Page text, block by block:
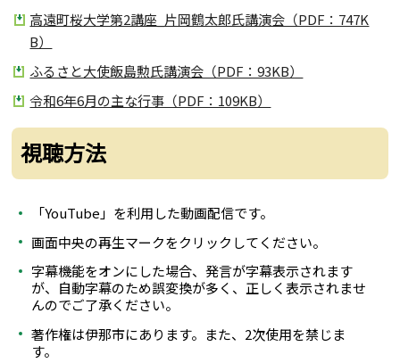
高遠町桜大学第2講座_片岡鶴太郎氏講演会（PDF：747K
B）
ふるさと大使飯島勲氏講演会（PDF：93KB）
令和6年6月の主な行事（PDF：109KB）
視聴方法
「YouTube」を利用した動画配信です。
画面中央の再生マークをクリックしてください。
字幕機能をオンにした場合、発言が字幕表示されます
が、自動字幕のため誤変換が多く、正しく表示されませ
んのでご了承ください。
著作権は伊那市にあります。また、2次使用を禁じま
す。